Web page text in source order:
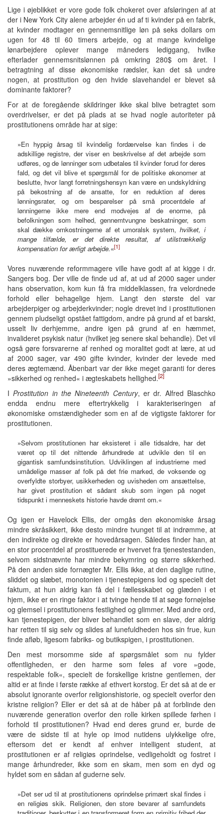
Lige i øjeblikket er vore gode folk chokeret over afsløringen af at
der i New York City alene arbejder én ud af ti kvinder på en fabrik,
at kvinder modtager en gennemsnitlige løn på seks dollars om
ugen for 48 til 60 timers arbejde, og at mange kvindelige
lønarbejdere oplever mange måneders lediggang, hvilke
efterlader gennemsnitslønnen på omkring 280$ om året. I
betragtning af disse økonomiske rædsler, kan det så undre
nogen, at prostitution og den hvide slavehandel er blevet så
dominante faktorer?
For at de foregående skildringer ikke skal blive betragtet som
overdrivelser, er det på plads at se hvad nogle autoriteter på
prostitutionens område har at sige:
»En hyppig årsag til kvindelig fordærvelse kan findes i de
adskillige registre, der viser en beskrivelse af det arbejde som
udføres, og de lønninger som udbetales til kvinder forud for deres
fald, og det vil blive et spørgsmål for de politiske økonomer at
beslutte, hvor langt forretningshensyn kan være en undskyldning
på bekostning af de ansatte, for en reduktion af deres
lønningsrater, og om besparelser på små procentdele af
lønningerne ikke mere end modvejes af de enorme, på
befolkningen som helhed, gennemtvungne beskatninger, som
skal dække omkostningerne af et umoralsk system,hvilket, i
mange tilfælde, er det direkte resultat, af utilstrækkelig
kompensation for ærligt arbejde.«[1]
Vores nuværende reformmagere ville have godt af at kigge i dr.
Sangers bog. Der ville de finde ud af, at ud af 2000 sager under
hans observation, kom kun få fra middelklassen, fra velordnede
forhold eller behagelige hjem. Langt den største del var
arbejderpiger og arbejderkvinder; nogle drevet ind i prostitutionen
gennem pludseligt opstået fattigdom, andre på grund af et barskt,
usselt liv derhjemme, andre igen på grund af en hæmmet,
invalideret psykisk natur (hvilket jeg senere skal behandle). Det vil
også gøre forsvarerne af renhed og moralitet godt at lære, at ud
af 2000 sager, var 490 gifte kvinder, kvinder der levede med
deres ægtemænd. Åbenbart var der ikke meget garanti for deres
»sikkerhed og renhed« i ægteskabets hellighed.[2]
IProstitution in the Nineteenth Century, er dr. Alfred Blaschko
endda endnu mere eftertrykkelig i karakteriseringen af
økonomiske omstændigheder som en af de vigtigste faktorer for
prostitutionen.
»Selvom prostitutionen har eksisteret i alle tidsaldre, har det
været op til det nittende århundrede at udvikle den til en
gigantisk samfundsinstitution. Udviklingen af industrierne med
umådelige masser af folk på det frie marked, de voksende og
overfyldte storbyer, usikkerheden og uvisheden om ansættelse,
har givet prostitution et sådant skub som ingen på noget
tidspunkt i menneskets historie havde drømt om.«
Og igen er Havelock Ellis, der omgås den økonomiske årsag
mindre skråsikkert, ikke desto mindre tvunget til at indrømme, at
den indirekte og direkte er hovedårsagen. Således finder han, at
en stor procentdel af prostituerede er hvervet fra tjenestestanden,
selvom sidstnævnte har mindre bekymring og større sikkerhed.
På den anden side fornægter Mr. Ellis ikke, at den daglige rutine,
sliddet og slæbet, monotonien i tjenestepigens lod og specielt det
faktum, at hun aldrig kan få del i fællesskabet og glæden i et
hjem, ikke er en ringe faktor i at tvinge hende til at søge fornøjelse
og glemsel i prostitutionens festlighed og glimmer. Med andre ord,
kan tjenestepigen, der bliver behandlet som en slave, der aldrig
har retten til sig selv og slides af lunefuldheden hos sin frue, kun
finde afløb, ligesom fabriks- og butikspigen, i prostitutionen.
Den mest morsomme side af spørgsmålet som nu fylder
offentligheden, er den harme som føles af vore »gode,
respektable folk«, specielt de forskellige kristne gentlemen, der
altid er at finde i første række af ethvert korstog. Er det så at de er
absolut ignorante overfor religionshistorie, og specielt overfor den
kristne religion? Eller er det så at de håber på at forblinde den
nuværende generation overfor den rolle kirken spillede førhen i
forhold til prostitutionen? Hvad end deres grund er, burde de
være de sidste til at hyle op imod nutidens ulykkelige ofre,
eftersom det er kendt af enhver intelligent student, at
prostitutionen er af religiøs oprindelse, vedligeholdt og fostret i
mange århundreder, ikke som en skam, men som en dyd og
hyldet som en sådan af guderne selv.
»Det ser ud til at prostitutionens oprindelse primært skal findes i
en religiøs skik. Religionen, den store bevarer af samfundets